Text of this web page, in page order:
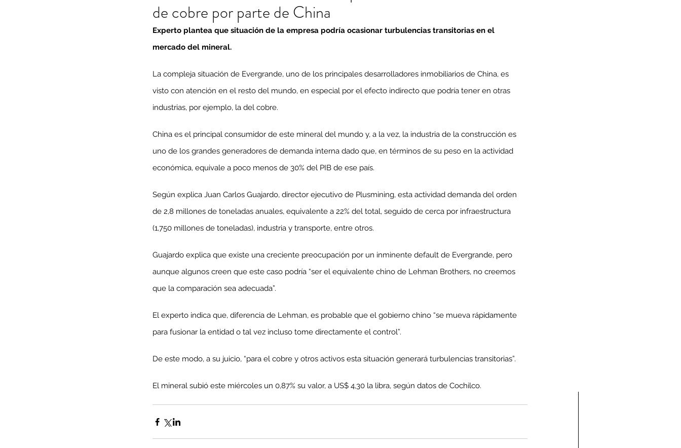
de cobre por parte de China
Experto plantea que situación de la empresa podría ocasionar turbulencias transitorias en el
mercado del mineral.
La compleja situación de Evergrande, uno de los principales desarrolladores inmobiliarios de China, es
visto con atención en el resto del mundo, en especial por el efecto indirecto que podría tener en otras
industrias, por ejemplo, la del cobre.
China es el principal consumidor de este mineral del mundo y, a la vez, la industria de la construcción es
uno de los grandes generadores de demanda interna dado que, en términos de su peso en la actividad
económica, equivale a poco menos de 30% del PIB de ese país.
Según explica Juan Carlos Guajardo, director ejecutivo de Plusmining, esta actividad demanda del orden
de 2,8 millones de toneladas anuales, equivalente a 22% del total, seguido de cerca por infraestructura
(1,750 millones de toneladas), industria y transporte, entre otros.
Guajardo explica que existe una creciente preocupación por un inminente default de Evergrande, pero
aunque algunos creen que este caso podría “ser el equivalente chino de Lehman Brothers, no creemos
que la comparación sea adecuada”.
El experto indica que, diferencia de Lehman, es probable que el gobierno chino “se mueva rápidamente
para fusionar la entidad o tal vez incluso tome directamente el control”.
De este modo, a su juicio, “para el cobre y otros activos esta situación generará turbulencias transitorias”.
El mineral subió este miércoles un 0,87% su valor, a US$ 4,30 la libra, según datos de Cochilco.